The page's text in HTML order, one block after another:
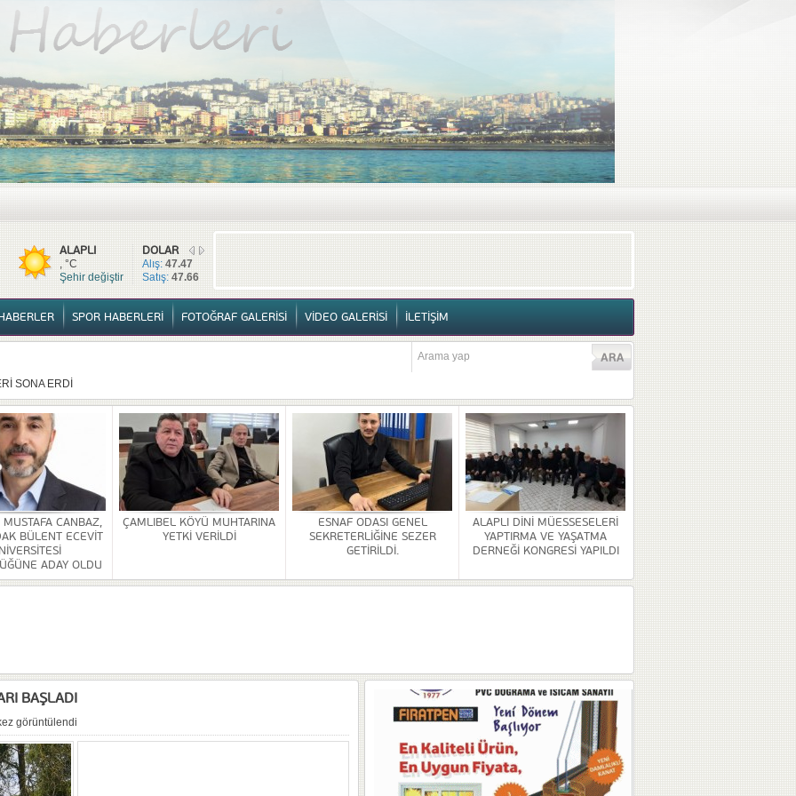
TÜM HABERLER YURTTAN HABERLER SPOR HABERLERİ FOTOĞRAF GALERİSİ VİDEO GALERİSİ İLETİŞİM
DOLAR
Alış:47.47
Satış:47.66
ALAPLI
, °C
Şehir değiştir
SPOR HABERLERİ FOTOĞRAF GALERİSİ VİDEO GALERİSİ İLETİŞİM
SONA ERDİ
KALDIRILDI
DÜZENLENDİ
BİNASİ YAPILACAK
BÜLENT ECEVİT ÜNİVERSİTESİ REKTÖRLÜĞÜNE ADAY OLDU
MUSTAFA CANBAZ,
BÜLENT ECEVİT
ADAY OLDU
ÇAMLIBEL KÖYÜ MUHTARINA
YETKİ VERİLDİ
ESNAF ODASI GENEL
SEKRETERLİĞİNE SEZER
GETİRİLDİ.
ALAPLI DİNİ MÜESSESELERİ
YAPTIRMA VE YAŞATMA
DERNEĞİ KONGRESİ YAPILDI
BAŞLADI
görüntülendi